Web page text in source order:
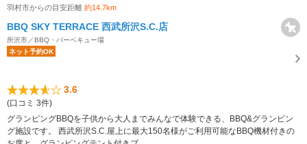
羽村市からの目安距離 約14.7km
BBQ SKY TERRACE 西武所沢S.C.店
所沢市／BBQ・バーベキュー場
ネット予約OK
3.6
(口コミ 3件)
グランピングBBQを子供から大人までみんなで体験できる、BBQ&グランピン
グ施設です。 西武所沢S.C.屋上に最大150名様がご利用可能なBBQ機材付きの